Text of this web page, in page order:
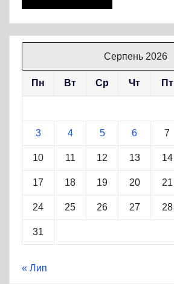
Серпень 2026
Пн Вт Ср Чт Пт
3 4 5 6 7
10 11 12 13 14
17 18 19 20 21
24 25 26 27 28
31
« Лип